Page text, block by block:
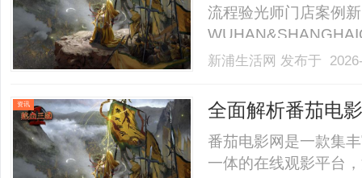
流程验光师门店案例
业验光配镜的写字楼
40%-60%优惠，兼顾
新浦生活网 发布于
资讯 全面解析番茄电
番茄电影网是一款集
一体的在线观影平台